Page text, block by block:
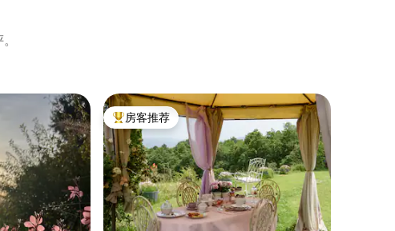
热门「房客推荐」
房客推荐